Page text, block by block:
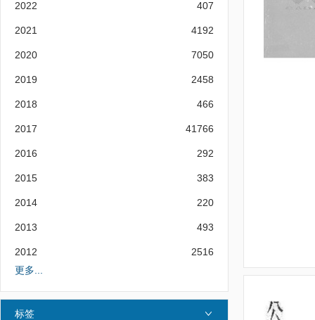
2022 407
2021 4192
2020 7050
2019 2458
2018 466
2017 41766
2016 292
2015 383
2014 220
2013 493
2012
2516
更多...
标签